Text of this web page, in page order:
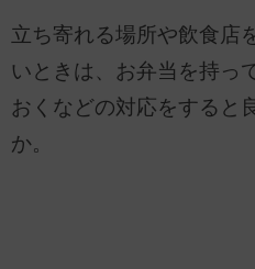
立ち寄れる場所や飲食店
いときは、お弁当を持っ
おくなどの対応をすると
か。